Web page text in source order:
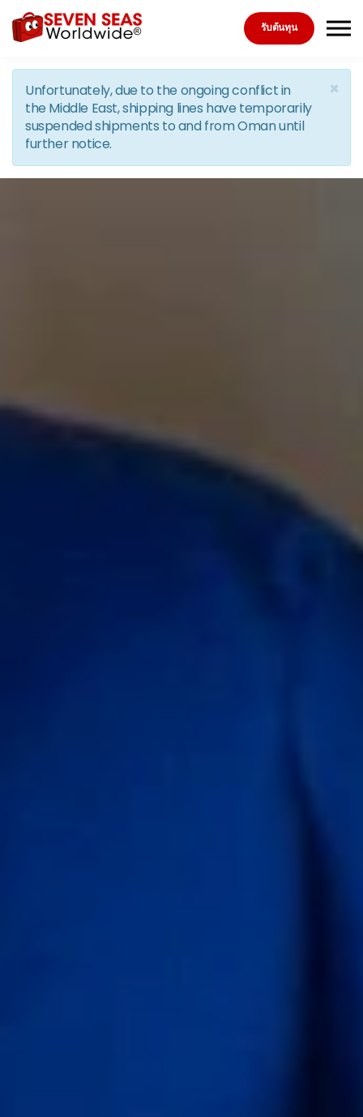
Skip to the content
รับต้นทุน
×
Unfortunately, due to the ongoing conflict in
the Middle East, shipping lines have temporarily
suspended shipments to and from Oman until
further notice.